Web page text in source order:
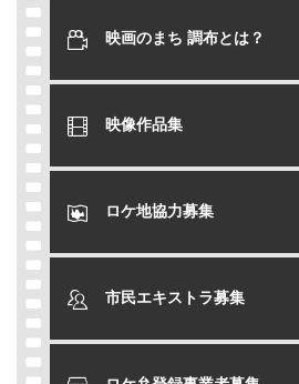
映画のまち 調布とは？
映像作品集
ロケ地協力募集
市民エキストラ募集